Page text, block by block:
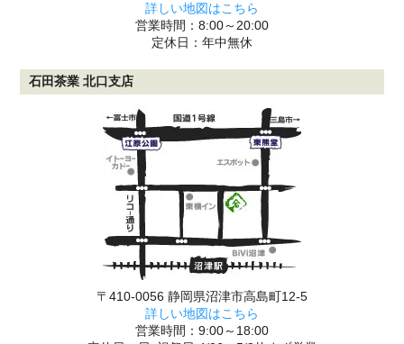
詳しい地図はこちら
営業時間：8:00～20:00
定休日：年中無休
石田茶業 北口支店
〒410-0056 静岡県沼津市高島町12-5
詳しい地図はこちら
営業時間：9:00～18:00